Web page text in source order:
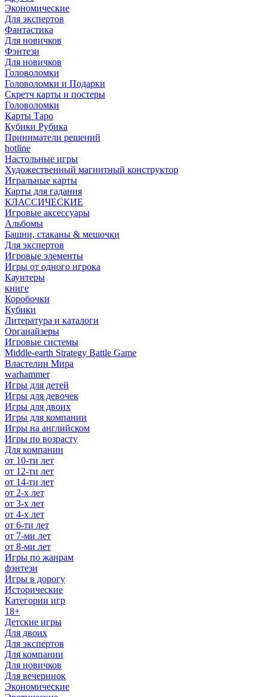
Экономические
Для экспертов
Фантастика
Для новичков
Фэнтези
Для новичков
Головоломки
Головоломки и Подарки
Cкретч карты и постеры
Головоломки
Карты Таро
Кубики Рубика
Приниматели решений
hotline
Настольные игры
Художественный магнитный конструктор
Игральные карты
Карты для гадания
КЛАССИЧЕСКИЕ
Игровые аксессуары
Альбомы
Башни, стаканы & мешочки
Для экспертов
Игровые элементы
Игры от одного игрока
Каунтеры
книге
Коробочки
Кубики
Литература и каталоги
Органайзеры
Игровые системы
Middle-earth Strategy Battle Game
Властелин Мира
warhammer
Игры для детей
Игры для девочек
Игры для двоих
Игры для компании
Игры на английском
Игры по возрасту
Для компании
от 10-ти лет
от 12-ти лет
от 14-ти лет
от 2-х лет
от 3-х лет
от 4-х лет
от 6-ти лет
от 7-ми лет
от 8-ми лет
Игры по жанрам
фэнтези
Игры в дорогу
Исторические
Категории игр
18+
Детские игры
Для двоих
Для экспертов
Для компании
Для новичков
Для вечеринок
Экономические